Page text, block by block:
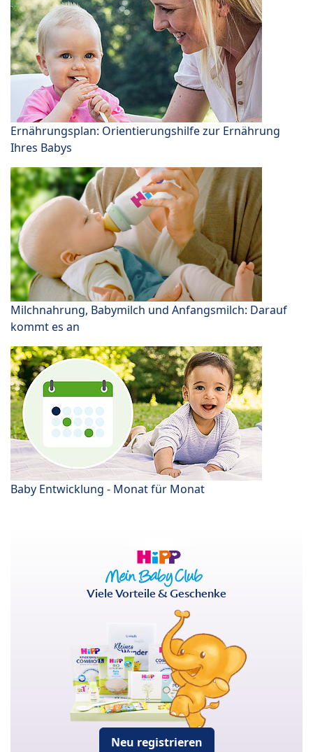
Ernährungsplan: Orientierungshilfe zur Ernährung
Ihres Babys
Milchnahrung, Babymilch und Anfangsmilch: Darauf
kommt es an
Baby Entwicklung - Monat für Monat
Viele Vorteile & Geschenke
Neu registrieren